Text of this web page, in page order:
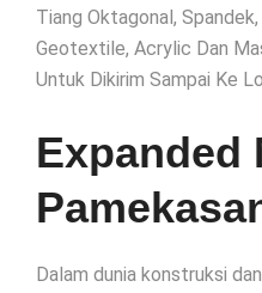
Tiang Oktagonal,
Geotextile, Acrylic Dan
Untuk Dikirim Sampai Ke
Expanded
Dalam dunia konstruksi